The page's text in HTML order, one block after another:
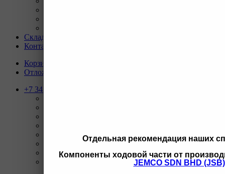
Отдельная рекомендация наших
Компоненты ходовой части от
JEMCO SDN BHD (JSB)
Склады
Контакты
Корзина
Отложенные
+7 343 247-83-62
+7 3462 77-41-47
+7 922 126 9 000С 9-18 ОП г Новый Уренгой
+7 932 11111 42С 9-18 ОП г Иркутск